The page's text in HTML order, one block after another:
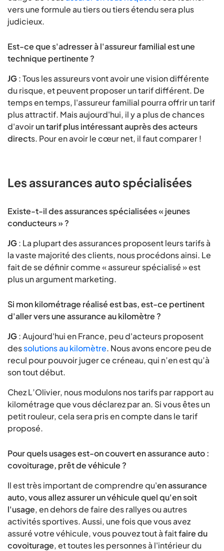
vers une formule au tiers ou tiers étendu sera plus
judicieux.
Est-ce que s'adresser à l'assureur familial est une
technique pertinente ?
JG: Tous les assureurs vont avoir une vision différente
du risque, et peuvent proposer un tarif différent. De
temps en temps, l'assureur familial pourra offrir un tarif
plus attractif. Mais aujourd'hui, il y a plus de chances
d'avoirun tarif plus intéressant auprès des acteurs
directs. Pour en avoir le cœur net, il faut comparer !
Les assurances auto spécialisées
Existe-t-il des assurances spécialisées « jeunes
conducteurs » ?
JG: La plupart des assurances proposent leurs tarifs à
la vaste majorité des clients, nous procédons ainsi. Le
fait de se définir comme « assureur spécialisé » est
plus un argument marketing.
Si mon kilométrage réalisé est bas, est-ce pertinent
d'aller vers une assurance au kilomètre ?
JG: Aujourd'hui en France, peu d'acteurs proposent
dessolutions au kilomètre. Nous avons encore peu de
recul pour pouvoir juger ce créneau, qui n’en est qu’à
son tout début.
Chez L’Olivier, nous modulons nos tarifs par rapport au
kilométrage que vous déclarez par an. Si vous êtes un
petit rouleur, cela sera pris en compte dans le tarif
proposé.
Pour quels usages est-on couvert en assurance auto :
covoiturage, prêt de véhicule ?
Il est très important de comprendre qu'en assurance
auto, vous allez assurer un véhicule quel qu'en soit
l'usage, en dehors de faire des rallyes ou autres
activités sportives. Aussi, une fois que vous avez
assuré votre véhicule, vous pouvez tout à faitfaire du
covoiturage, et toutes les personnes à l'intérieur du